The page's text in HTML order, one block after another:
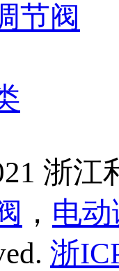
节阀
浙
， 电
浙